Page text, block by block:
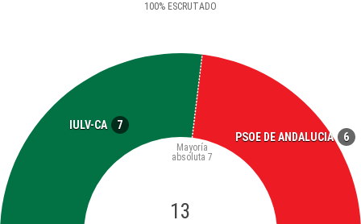
100% ESCRUTADO
IULV-CA 7
PSOE DE ANDALUCIA 6
13
Mayoría
absoluta 7